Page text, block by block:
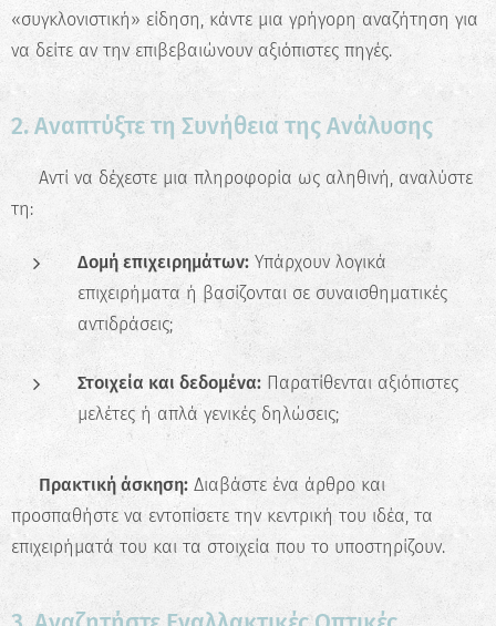
«συγκλονιστική» είδηση, κάντε μια γρήγορη αναζήτηση για
να δείτε αν την επιβεβαιώνουν αξιόπιστες πηγές.
2. Αναπτύξτε τη Συνήθεια της Ανάλυσης
📊 Αντί να δέχεστε μια πληροφορία ως αληθινή, αναλύστε
τη:
Δομή επιχειρημάτων: Υπάρχουν λογικά
επιχειρήματα ή βασίζονται σε συναισθηματικές
αντιδράσεις;
Στοιχεία και δεδομένα: Παρατίθενται αξιόπιστες
μελέτες ή απλά γενικές δηλώσεις;
Πρακτική άσκηση: Διαβάστε ένα άρθρο και
προσπαθήστε να εντοπίσετε την κεντρική του ιδέα, τα
επιχειρήματά του και τα στοιχεία που το υποστηρίζουν.